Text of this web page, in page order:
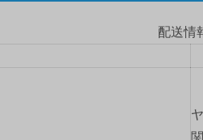
配送情